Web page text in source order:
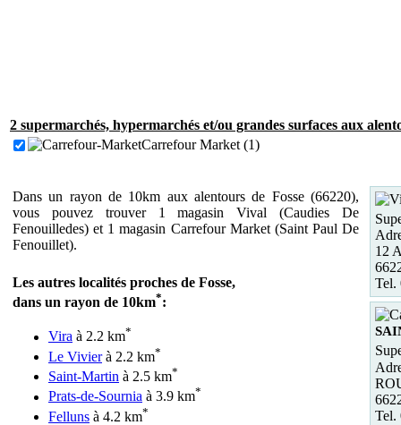
2 supermarchés, hypermarchés et/ou grandes surfaces aux
Carrefour Market (1)
Dans un rayon de 10km aux alentours de Fosse (66220),
vous pouvez trouver 1 magasin Vival (Caudies De
Fenouilledes) et 1 magasin Carrefour Market (Saint Paul De
Fenouillet).
Les autres localités proches de Fosse,
dans un rayon de 10km*:
Vira à 2.2 km*
Le Vivierà 2.2 km*
Saint-Martin à 2.5 km*
Prats-de-Sournia à 3.9 km*
Felluns à 4.2 km*
12
Tel.
Tel.